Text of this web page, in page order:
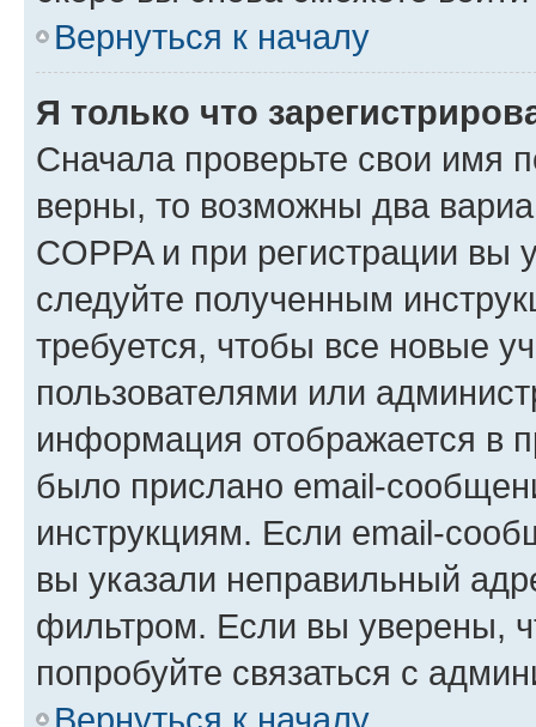
Вернуться к началу
Я только что
Сначала проверьте свои имя
верны, то возможны два
COPPA и при регистрации вы
следуйте полученным
требуется, чтобы все новые
пользователями или
информация отображается в
было прислано email-
инструкциям. Если email-
вы указали неправильный
фильтром. Если вы уверены,
попробуйте связаться с
Вернуться к началу